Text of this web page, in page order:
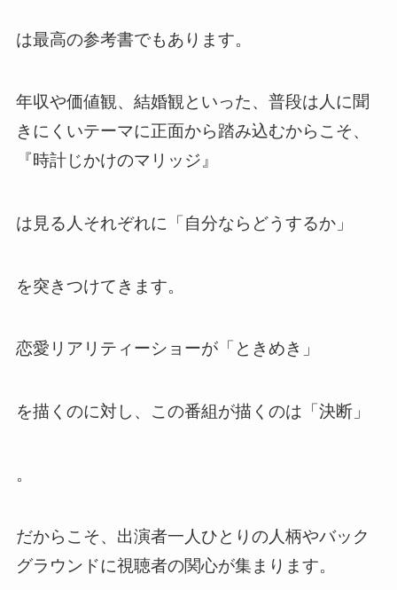
は最高の参考書でもあります。
年収や価値観、結婚観といった、普段は人に聞
きにくいテーマに正面から踏み込むからこそ、
『時計じかけのマリッジ』
は見る人それぞれに「自分ならどうするか」
を突きつけてきます。
恋愛リアリティーショーが「ときめき」
を描くのに対し、この番組が描くのは「決断」
。
だからこそ、出演者一人ひとりの人柄やバック
グラウンドに視聴者の関心が集まります。